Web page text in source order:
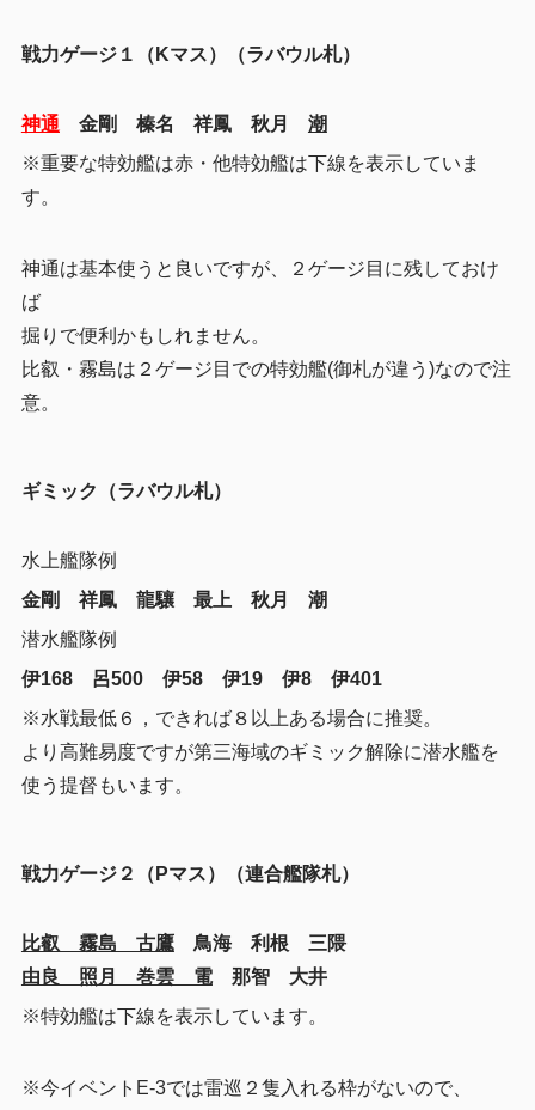
戦力ゲージ１（Kマス）（ラバウル札）
神通 金剛 榛名 祥鳳 秋月 潮
※重要な特効艦は赤・他特効艦は下線を表示していま
す。
神通は基本使うと良いですが、２ゲージ目に残しておけ
ば
掘りで便利かもしれません。
比叡・霧島は２ゲージ目での特効艦(御札が違う)なので注
意。
ギミック（ラバウル札）
水上艦隊例
金剛 祥鳳 龍驤 最上 秋月 潮
潜水艦隊例
伊168 呂500 伊58 伊19 伊8 伊401
※水戦最低６，できれば８以上ある場合に推奨。
より高難易度ですが第三海域のギミック解除に潜水艦を
使う提督もいます。
戦力ゲージ２（Pマス）（連合艦隊札）
比叡 霧島 古鷹鳥海 利根 三隈
由良 照月 巻雲 電那智 大井
※特効艦は下線を表示しています。
※今イベントE-3では雷巡２隻入れる枠がないので、